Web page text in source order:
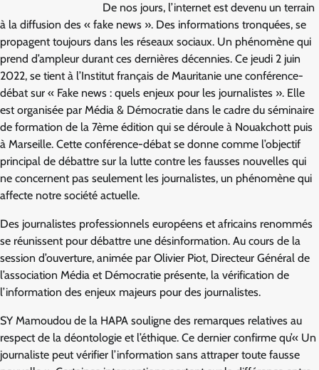
De nos jours, l’internet est devenu un terrain
à la diffusion des « fake news ». Des informations tronquées, se
propagent toujours dans les réseaux sociaux. Un phénomène qui
prend d’ampleur durant ces dernières décennies. Ce jeudi 2 juin
2022, se tient à l’Institut français de Mauritanie une conférence-
débat sur « Fake news : quels enjeux pour les journalistes ». Elle
est organisée par Média & Démocratie dans le cadre du séminaire
de formation de la 7ème édition qui se déroule à Nouakchott puis
à Marseille. Cette conférence-débat se donne comme l’objectif
principal de débattre sur la lutte contre les fausses nouvelles qui
ne concernent pas seulement les journalistes, un phénomène qui
affecte notre société actuelle.
Des journalistes professionnels européens et africains renommés
se réunissent pour débattre une désinformation. Au cours de la
session d’ouverture, animée par Olivier Piot, Directeur Général de
l’association Média et Démocratie présente, la vérification de
l’information des enjeux majeurs pour des journalistes.
SY Mamoudou de la HAPA souligne des remarques relatives au
respect de la déontologie et l’éthique. Ce dernier confirme qu’« Un
journaliste peut vérifier l’information sans attraper toute fausse